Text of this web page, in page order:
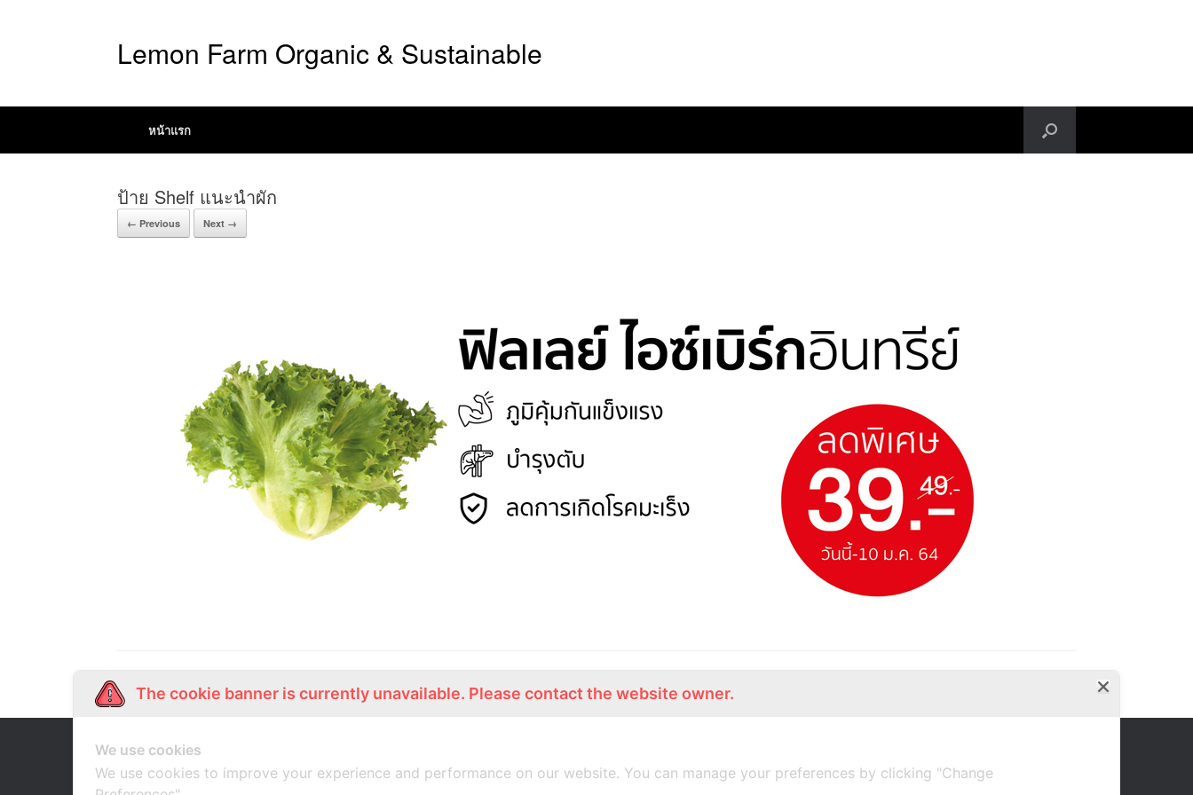
Lemon Farm Organic & Sustainable
หน้าแรก
ป้าย Shelf แนะนำผัก
← Previous Next →
Our Story
เกี่ยวกับเรา ช้อปออนไลน์ สมัครงาน ร้านอาหารอินทรีย์
The cookie banner is currently unavailable. Please contact the website owner.
We use cookies
We use cookies to improve your experience and performance on our website. You can manage your preferences by clicking "Change